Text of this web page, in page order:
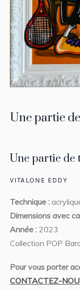
Une partie
Une partie de
VITALONE EDDY
Technique :
Dimensions avec
Année : 2023
Collection POP
Pour vous porter
CONTACTEZ-